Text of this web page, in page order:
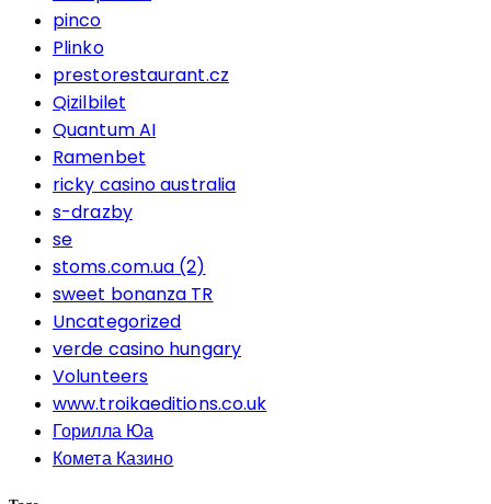
pinco
Plinko
prestorestaurant.cz
Qizilbilet
Quantum AI
Ramenbet
ricky casino australia
s-drazby
se
stoms.com.ua (2)
sweet bonanza TR
Uncategorized
verde casino hungary
Volunteers
www.troikaeditions.co.uk
Горилла Юа
Комета Казино